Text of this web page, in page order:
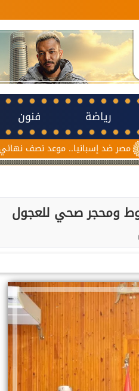
رياضة فنون
موعد نصف نهائي مونديال ناشئات
ومحجر صحي للعجول